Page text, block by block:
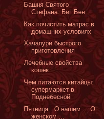
Башня Святого
Стефана: Биг Бен
Как почистить матрас в
домашних условиях
Хачапури быстрого
приготовления
Лечебные свойства
кошек
Чем питаются китайцы:
супермаркет в
Поднебесной
Пятница : О нашем ... О
женском ...